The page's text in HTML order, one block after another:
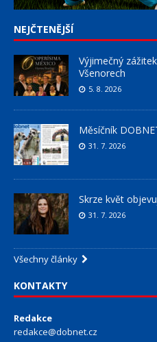
NEJČTENĚJŠÍ
Výjimečný
Všenorech
5. 8. 2026
Měsíčník
31. 7. 2026
Skrze květ
31. 7. 2026
Všechny články
KONTAKTY
Redakce
redakce@dobnet.cz